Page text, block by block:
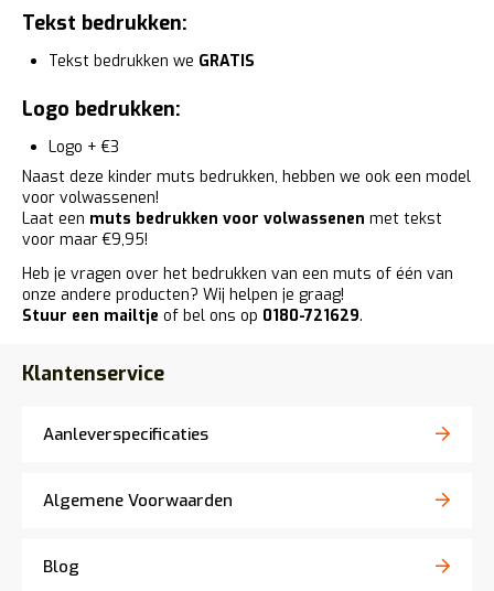
Tekst bedrukken:
Tekst bedrukken we GRATIS
Logo bedrukken:
Logo + €3
Naast deze kinder muts bedrukken, hebben we ook een model
voor volwassenen!
Laat een muts bedrukken voor volwassenen met tekst
voor maar €9,95!
Heb je vragen over het bedrukken van een muts of één van
onze andere producten? Wij helpen je graag!
Stuur een mailtje of bel ons op 0180-721629.
Klantenservice
Aanleverspecificaties
Algemene Voorwaarden
Blog